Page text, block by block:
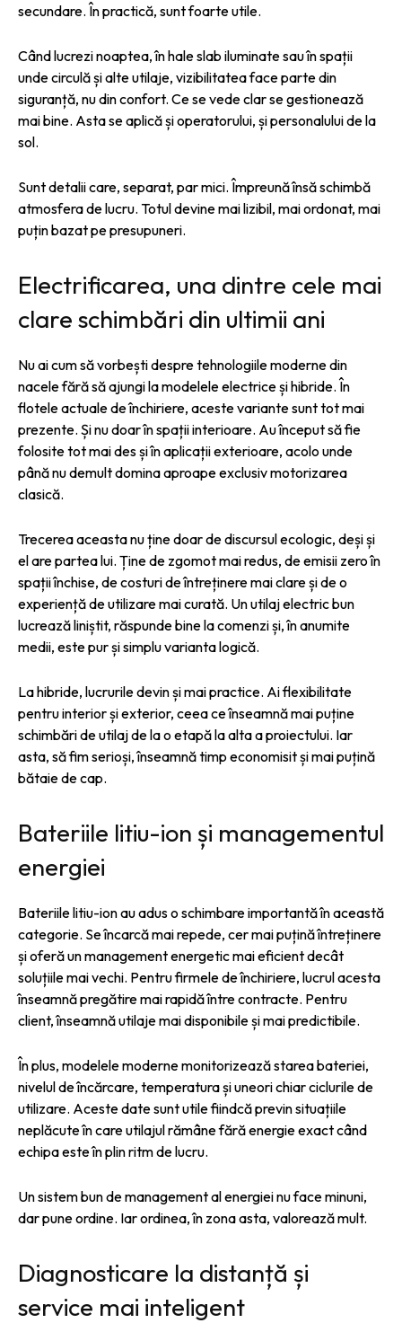
secundare. În practică, sunt foarte utile.
Când lucrezi noaptea, în hale slab iluminate sau în spații
unde circulă și alte utilaje, vizibilitatea face parte din
siguranță, nu din confort. Ce se vede clar se gestionează
mai bine. Asta se aplică și operatorului, și personalului de la
sol.
Sunt detalii care, separat, par mici. Împreună însă schimbă
atmosfera de lucru. Totul devine mai lizibil, mai ordonat, mai
puțin bazat pe presupuneri.
Electrificarea, una dintre cele mai
clare schimbări din ultimii ani
Nu ai cum să vorbești despre tehnologiile moderne din
nacele fără să ajungi la modelele electrice și hibride. În
flotele actuale de închiriere, aceste variante sunt tot mai
prezente. Și nu doar în spații interioare. Au început să fie
folosite tot mai des și în aplicații exterioare, acolo unde
până nu demult domina aproape exclusiv motorizarea
clasică.
Trecerea aceasta nu ține doar de discursul ecologic, deși și
el are partea lui. Ține de zgomot mai redus, de emisii zero în
spații închise, de costuri de întreținere mai clare și de o
experiență de utilizare mai curată. Un utilaj electric bun
lucrează liniștit, răspunde bine la comenzi și, în anumite
medii, este pur și simplu varianta logică.
La hibride, lucrurile devin și mai practice. Ai flexibilitate
pentru interior și exterior, ceea ce înseamnă mai puține
schimbări de utilaj de la o etapă la alta a proiectului. Iar
asta, să fim serioși, înseamnă timp economisit și mai puțină
bătaie de cap.
Bateriile litiu-ion și managementul
energiei
Bateriile litiu-ion au adus o schimbare importantă în această
categorie. Se încarcă mai repede, cer mai puțină întreținere
și oferă un management energetic mai eficient decât
soluțiile mai vechi. Pentru firmele de închiriere, lucrul acesta
înseamnă pregătire mai rapidă între contracte. Pentru
client, înseamnă utilaje mai disponibile și mai predictibile.
În plus, modelele moderne monitorizează starea bateriei,
nivelul de încărcare, temperatura și uneori chiar ciclurile de
utilizare. Aceste date sunt utile fiindcă previn situațiile
neplăcute în care utilajul rămâne fără energie exact când
echipa este în plin ritm de lucru.
Un sistem bun de management al energiei nu face minuni,
dar pune ordine. Iar ordinea, în zona asta, valorează mult.
Diagnosticare la distanță și
service mai inteligent